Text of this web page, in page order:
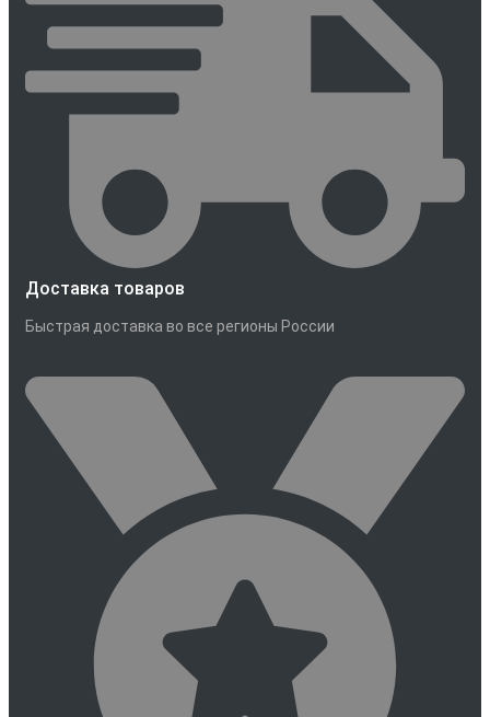
Доставка товаров
Быстрая доставка во все регионы России